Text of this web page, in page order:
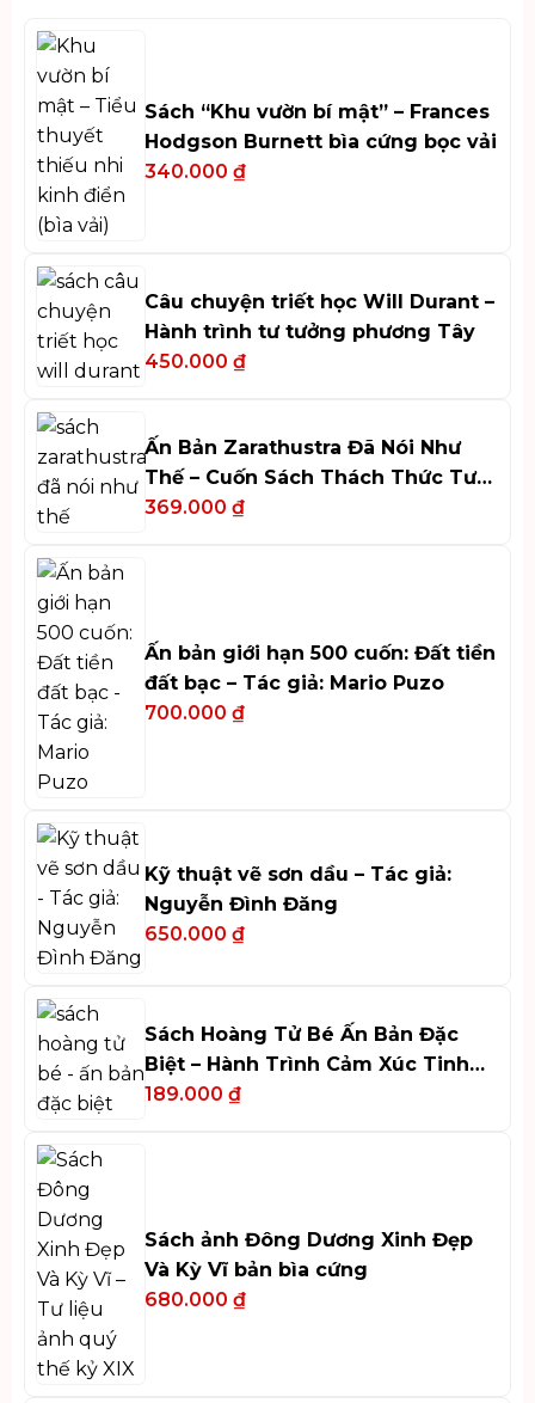
Sách “Khu vườn bí mật” – Frances
Hodgson Burnett bìa cứng bọc vải
340.000 ₫
Câu chuyện triết học Will Durant –
Hành trình tư tưởng phương Tây
450.000 ₫
Ấn Bản Zarathustra Đã Nói Như
Thế – Cuốn Sách Thách Thức Tư
Duy
369.000 ₫
Ấn bản giới hạn 500 cuốn: Đất tiền
đất bạc – Tác giả: Mario Puzo
700.000 ₫
Kỹ thuật vẽ sơn dầu – Tác giả:
Nguyễn Đình Đăng
650.000 ₫
Sách Hoàng Tử Bé Ấn Bản Đặc
Biệt – Hành Trình Cảm Xúc Tinh
Tế
189.000 ₫
Sách ảnh Đông Dương Xinh Đẹp
Và Kỳ Vĩ bản bìa cứng
680.000 ₫